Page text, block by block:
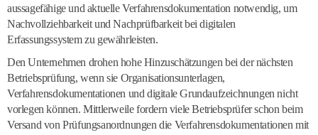
aussagefähige und aktuelle Verfahrensdokumentation notwendig, um
Nachvollziehbarkeit und Nachprüfbarkeit bei digitalen
Erfassungssystem zu gewährleisten.
Den Unternehmen drohen hohe Hinzuschätzungen bei der nächsten
Betriebsprüfung, wenn sie Organisationsunterlagen,
Verfahrensdokumentationen und digitale Grundaufzeichnungen nicht
vorlegen können. Mittlerweile fordern viele Betriebsprüfer schon beim
Versand von Prüfungsanordnungen die Verfahrensdokumentationen mit